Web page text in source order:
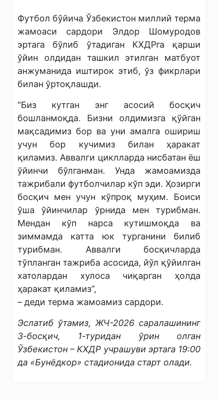
Футбол бўйича Ўзбекистон миллий терма
жамоаси сардори Элдор Шомуродов
эртага бўлиб ўтадиган КХДРга қарши
ўйин олдидан ташкил этилган матбуот
анжуманида иштирок этиб, ўз фикрлари
билан ўртоқлашди.
“Биз кутган энг асосий босқич
бошланмоқда. Бизни олдимизга қўйган
мақсадимиз бор ва уни амалга ошириш
учун бор кучимиз билан ҳаракат
қиламиз. Аввалги циклларда нисбатан ёш
ўйинчи бўлганман. Унда жамоамизда
тажрибали футболчилар кўп эди. Ҳозирги
босқич мен учун кўпроқ муҳим. Боиси
ўша ўйинчилар ўрнида мен турибман.
Мендан кўп нарса кутишмоқда ва
зиммамда катта юк турганини билиб
турибман. Аввалги босқичларда
тўпланган тажриба асосида, йўл қўйилган
хатолардан хулоса чиқарган ҳолда
ҳаракат қиламиз”,
– деди терма жамоамиз сардори.
Эслатиб ўтамиз, ЖЧ-2026 саралашининг
3-босқич, 1-туридан ўрин олган
Ўзбекистон – КХДР учрашуви эртага 19:00
да «Бунёдкор» стадионида старт олади.